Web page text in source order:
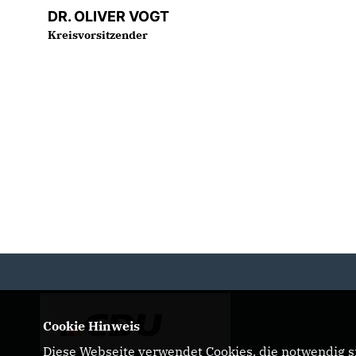
DR. OLIVER VOGT
Kreisvorsitzender
Cookie Hinweis
Diese Webseite verwendet Cookies, die